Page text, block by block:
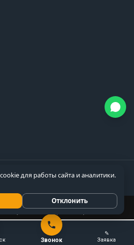
публичной офертой
сайте 777-gidra.ru носят справочный
Звонок
✎
Заявка
для работы сайта и аналитики.
Отклонить